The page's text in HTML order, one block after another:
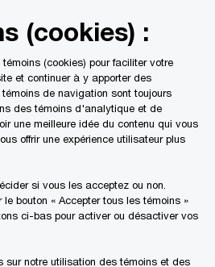
Recherche
(cookies) :
(cookies) pour faciliter votre
et continuer à y apporter des
de navigation sont toujours
des témoins d'analytique et de
une meilleure idée du contenu qui vous
offrir une expérience utilisateur plus
si vous les acceptez ou non.
le bouton « Accepter tous les témoins »
ci-bas pour activer ou désactiver vos
sur notre utilisation des témoins et des